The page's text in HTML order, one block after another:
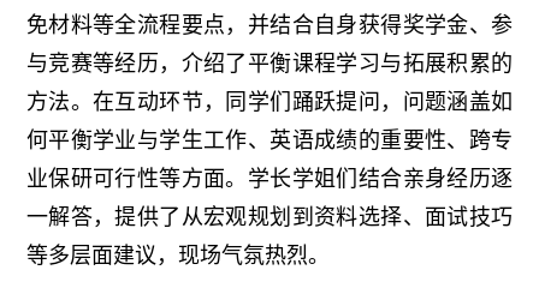
免材料等全流程要点，并结合自身获得奖学金、参
与竞赛等经历，介绍了平衡课程学习与拓展积累的
方法。在互动环节，同学们踊跃提问，问题涵盖如
何平衡学业与学生工作、英语成绩的重要性、跨专
业保研可行性等方面。学长学姐们结合亲身经历逐
一解答，提供了从宏观规划到资料选择、面试技巧
等多层面建议，现场气氛热烈。